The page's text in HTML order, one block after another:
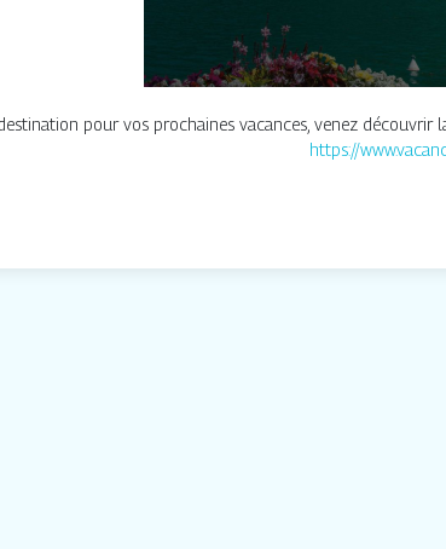
pour vos prochaines vacances, venez découvrir
https://